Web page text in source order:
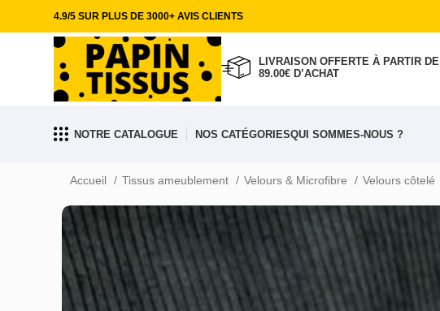
4.9/5 SUR PLUS DE 3000+ AVIS CLIENTS
LIVRAISON OFFERTE À PARTIR DE
89.00€ D’ACHAT
NOTRE CATALOGUE NOS CATÉGORIESQUI SOMMES-NOUS ?
Accueil Tissus ameublement Velours & Microfibre Velours côtelé